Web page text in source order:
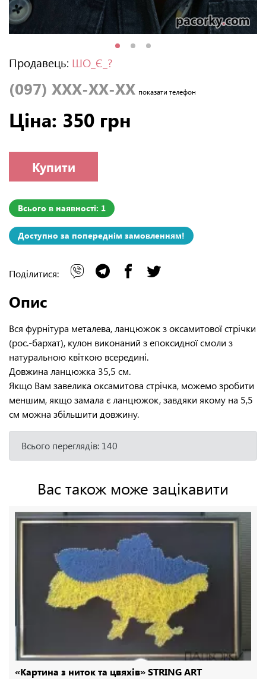
Продавець: ШО_Є_?
(097) XXX-XX-XX показати телефон
Ціна: 350 грн
Купити
Всього в наявності: 1
Доступно за попереднім замовленням!
Поділитися:
Опис
Вся фурнітура металева, ланцюжок з оксамитової стрічки
(рос.-бархат), кулон виконаний з епоксидної смоли з
натуральною квіткою всередині.
Довжина ланцюжка 35,5 см.
Якщо Вам завелика оксамитова стрічка, можемо зробити
меншим, якщо замала є ланцюжок, завдяки якому на 5,5
см можна збільшити довжину.
Всього переглядів: 140
Вас також може зацікавити
«Картина з ниток та цвяхів» STRING ART